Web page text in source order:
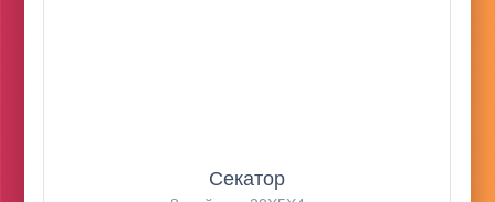
Секатор